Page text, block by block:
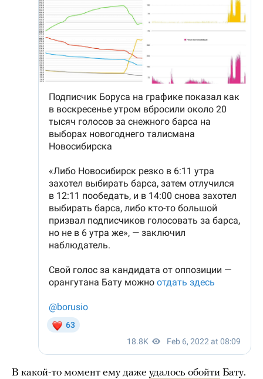
В какой-то момент ему даже удалось обойти Бату.